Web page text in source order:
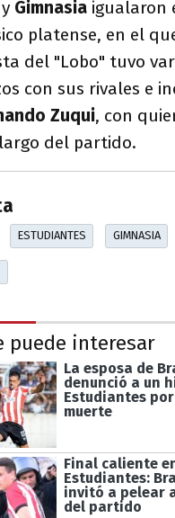
y Gimnasia igualaron
platense, en el
del "Lobo" tuvo
con sus rivales e
Zuqui, con
del partido.
ESTUDIANTES GIMNASIA
puede interesar
La esposa de
denunció a un
Estudiantes
muerte
Final caliente
Estudiantes:
invitó a pelear
del partido